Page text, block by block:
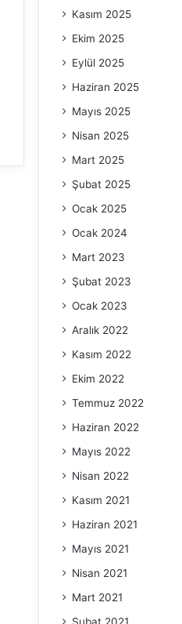
Kasım 2025
Ekim 2025
Eylül 2025
Haziran 2025
Mayıs 2025
Nisan 2025
Mart 2025
Şubat 2025
Ocak 2025
Ocak 2024
Mart 2023
Şubat 2023
Ocak 2023
Aralık 2022
Kasım 2022
Ekim 2022
Temmuz 2022
Haziran 2022
Mayıs 2022
Nisan 2022
Kasım 2021
Haziran 2021
Mayıs 2021
Nisan 2021
Mart 2021